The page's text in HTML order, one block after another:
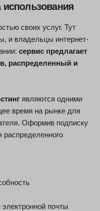
использования
своих услуг. Тут
и владельцы интернет-
сервис предлагает
распределенный и
являются одними
время на рынке для
Оформив подписку
почты